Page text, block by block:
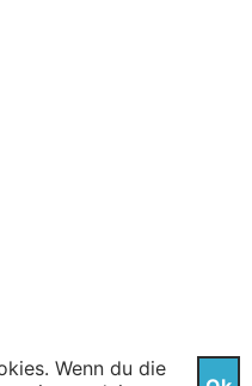
Wenn du die